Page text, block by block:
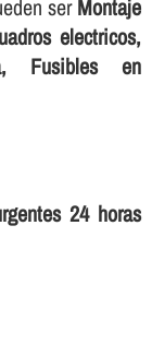
serMontaje
electricos,
Fusibles en
24 horas